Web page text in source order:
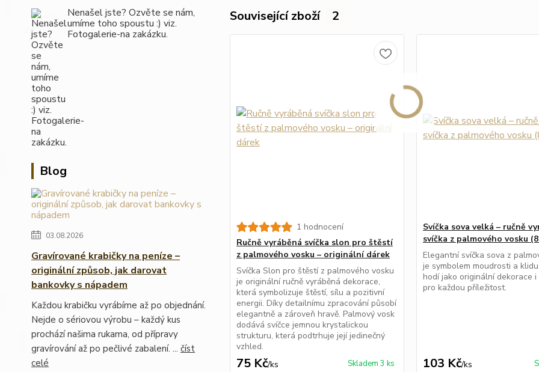
Nenašel jste? Ozvěte se nám,
umíme toho spoustu :) viz.
Fotogalerie-na zakázku.
Blog
03.08.2026
Gravírované krabičky na peníze –
originální způsob, jak darovat
bankovky s nápadem
Každou krabičku vyrábíme až po objednání.
Nejde o sériovou výrobu – každý kus
prochází našima rukama, od přípravy
gravírování až po pečlivé zabalení. ... číst
celé
Související zboží 2
1 hodnocení
Ručně vyráběná svíčka slon pro štěstí
z palmového vosku – originální dárek
Svíčka Slon pro štěstí z palmového vosku
je originální ručně vyráběná dekorace,
která symbolizuje štěstí, sílu a pozitivní
energii. Díky detailnímu zpracování působí
elegantně a zároveň hravě. Palmový vosk
dodává svíčce jemnou krystalickou
strukturu, která podtrhuje její jedinečný
vzhled.
75 Kč/ks Skladem 3 ks
Svíčka sova velká – ručně
svíčka z palmového vosku
Elegantní svíčka sova z
je symbolem moudrosti a
hodí jako originální dekorace
pro každou příležitost.
103 Kč/ks